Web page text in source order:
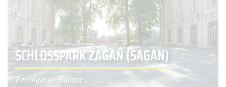
SCHLOSSPARK ŻAGAŃ (SAGAN)
Reichtum an Blumen